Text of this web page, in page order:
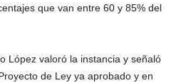
que van entre 60 y 85% del
López valoró la instancia y señaló
de Ley ya aprobado y en